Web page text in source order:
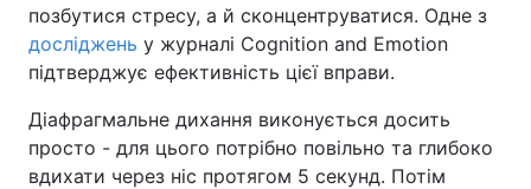
позбутися стресу, а й сконцентруватися. Одне з
досліджень у журналі Cognition and Emotion
підтверджує ефективність цієї вправи.
Діафрагмальне дихання виконується досить
просто - для цього потрібно повільно та глибоко
вдихати через ніс протягом 5 секунд. Потім